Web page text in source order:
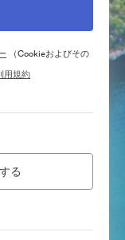
（Cookieおよびその
用規約
る